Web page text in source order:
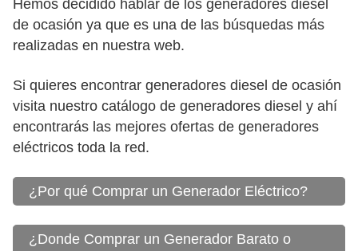
Hemos decidido hablar de los generadores diesel
de ocasión ya que es una de las búsquedas más
realizadas en nuestra web.
Si quieres encontrar generadores diesel de ocasión
visita nuestro catálogo de generadores diesel y ahí
encontrarás las mejores ofertas de generadores
eléctricos toda la red.
¿Por qué Comprar un Generador Eléctrico?
¿Donde Comprar un Generador Barato o